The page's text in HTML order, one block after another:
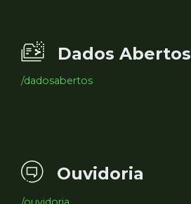
Dados Abertos
/dadosabertos
Ouvidoria